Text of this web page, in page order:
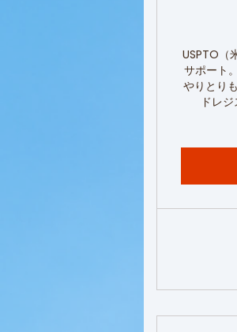
USPTO（
サポート
やりとり
ドレ